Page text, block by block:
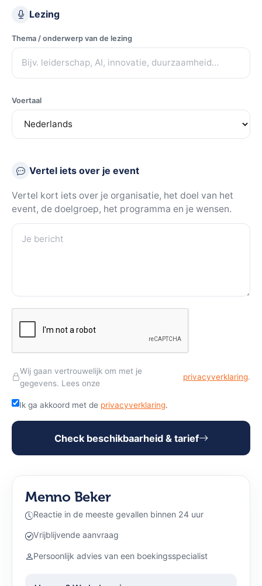
Lezing
Thema / onderwerp van de lezing
Voertaal
Vertel iets over je event
Vertel kort iets over je organisatie, het doel van het
event, de doelgroep, het programma en je wensen.
Je bericht
Wij gaan vertrouwelijk om met je
gegevens. Lees onze
privacyverklaring.
Ik ga akkoord met de privacyverklaring.
Check beschikbaarheid & tarief
Menno Beker
Reactie in de meeste gevallen binnen 24 uur
Vrijblijvende aanvraag
Persoonlijk advies van een boekingsspecialist